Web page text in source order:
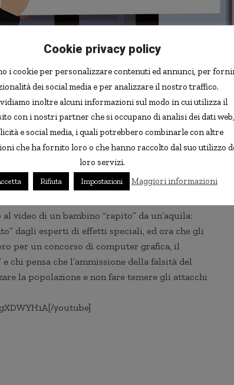
scientifiche abbiano evidenziato comela
a quelle più “interessanti”. Un dato grave,
partecipazione civile è necessario che le
relazioni tra di essi.
una cosa è fare discutere medici specialisti,
di condominio. Non basta insomma che ci sia
per arrivare alla scelta giusta.
dalle versioni interessanti e non dalla
video di un bambino “rapito” da un’aquila:
dagli esperti di effetti speciali, ed ora che gli
per un concorso di computer grafica, il
chi pensa che l’ammissione della falsità del
la popolazione e non fare temere gli attacchi
youtube]
Cookie privacy policy
i cookie per personalizzare contenuti ed annunci, per
dei social media e per analizzare il nostro traffico.
inoltre alcuni informazioni sul modo in cui utilizza il
con i nostri partner che si occupano di analisi dei dati web,
e social media, i quali potrebbero combinarle con altre
che ha fornito loro o che hanno raccolto dal suo utilizzo
loro servizi.
Rifiuta Impostazioni Maggiori informazioni